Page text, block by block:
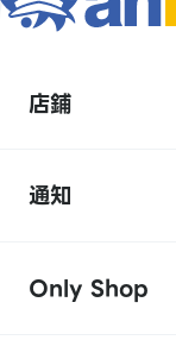
店鋪
通知
Only Shop